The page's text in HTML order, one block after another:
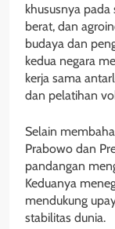
khususnya
berat, dan
budaya dan
kedua negara
kerja sama
dan pelatihan
Selain
Prabowo dan
pandangan
Keduanya
mendukung
stabilitas dunia.